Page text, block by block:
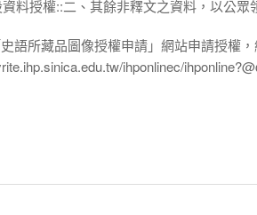
料授權::二、其餘非釋文之資料，以公眾
語所藏品圖像授權申請」網站申請授權，
ihponlinec/